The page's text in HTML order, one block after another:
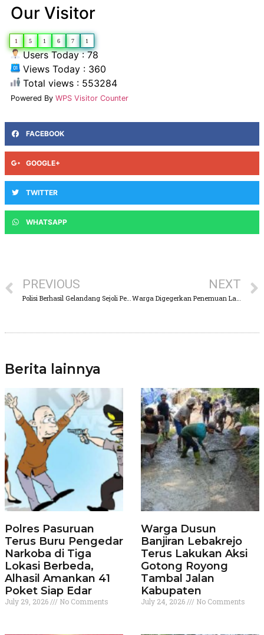
Our Visitor
1 5 1 6 7 1
Users Today : 78
Views Today : 360
Total views : 553284
Powered By WPS Visitor Counter
FACEBOOK
GOOGLE+
TWITTER
WHATSAPP
PREVIOUS NEXT
Berita lainnya
Polres Pasuruan
Terus Buru Pengedar
Narkoba di Tiga
Lokasi Berbeda,
Alhasil Amankan 41
Poket Siap Edar
July 29, 2026 No Comments
Warga Dusun
Banjiran Lebakrejo
Terus Lakukan Aksi
Gotong Royong
Tambal Jalan
Kabupaten
July 24, 2026 No Comments